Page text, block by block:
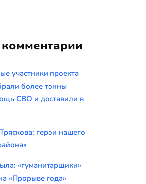
участники проекта
более тонны
СВО и доставили в
герои нашего
«гуманитарщики»
«Прорыве года»